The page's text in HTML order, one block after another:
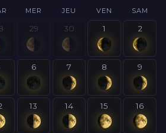
MER JEU VEN SAM
29 30 1 2
6 7 8 9
13 14 15 16